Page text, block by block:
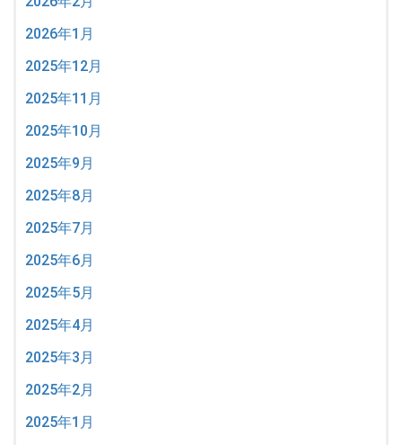
2026年1月
2025年12月
2025年11月
2025年10月
2025年9月
2025年8月
2025年7月
2025年6月
2025年5月
2025年4月
2025年3月
2025年2月
2025年1月